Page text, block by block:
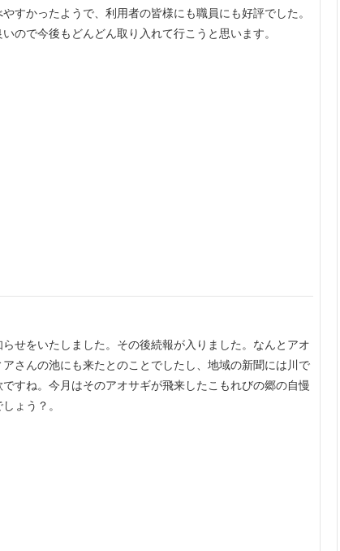
すかったようで、利用者の皆様にも職員にも好評でした。
ので今後もどんどん取り入れて行こうと思います。
せをいたしました。その後続報が入りました。なんとアオ
さんの池にも来たとのことでしたし、地域の新聞には川で
すね。今月はそのアオサギが飛来したこもれびの郷の自慢
ょう？。